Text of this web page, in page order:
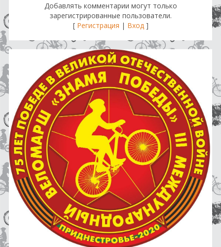
Добавлять комментарии могут только
зарегистрированные пользователи.
[ Регистрация | Вход]